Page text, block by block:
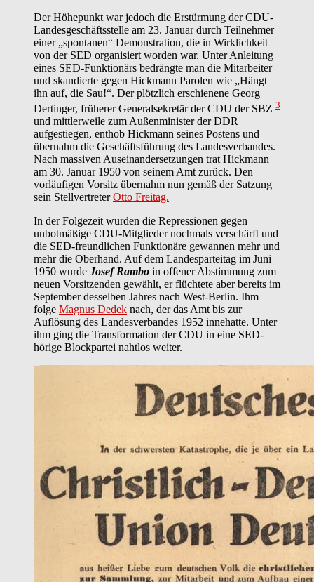
Der Höhepunkt war jedoch die Erstürmung der CDU-
Landesgeschäftsstelle am 23. Januar durch Teilnehmer
einer „spontanen“ Demonstration, die in Wirklichkeit
von der SED organisiert worden war. Unter Anleitung
eines SED-Funktionärs bedrängte man die Mitarbeiter
und skandierte gegen Hickmann Parolen wie „Hängt
ihn auf, die Sau!“. Der plötzlich erschienene Georg
Dertinger, früherer Generalsekretär der CDU der SBZ 3
und mittlerweile zum Außenminister der DDR
aufgestiegen, enthob Hickmann seines Postens und
übernahm die Geschäftsführung des Landesverbandes.
Nach massiven Auseinandersetzungen trat Hickmann
am 30. Januar 1950 von seinem Amt zurück. Den
vorläufigen Vorsitz übernahm nun gemäß der Satzung
sein StellvertreterOtto Freitag.
In der Folgezeit wurden die Repressionen gegen
unbotmäßige CDU-Mitglieder nochmals verschärft und
die SED-freundlichen Funktionäre gewannen mehr und
mehr die Oberhand. Auf dem Landesparteitag im Juni
1950 wurde Josef Rambo in offener Abstimmung zum
neuen Vorsitzenden gewählt, er flüchtete aber bereits im
September desselben Jahres nach West-Berlin. Ihm
folge Magnus Dedek nach, der das Amt bis zur
Auflösung des Landesverbandes 1952 innehatte. Unter
ihm ging die Transformation der CDU in eine SED-
hörige Blockpartei nahtlos weiter.